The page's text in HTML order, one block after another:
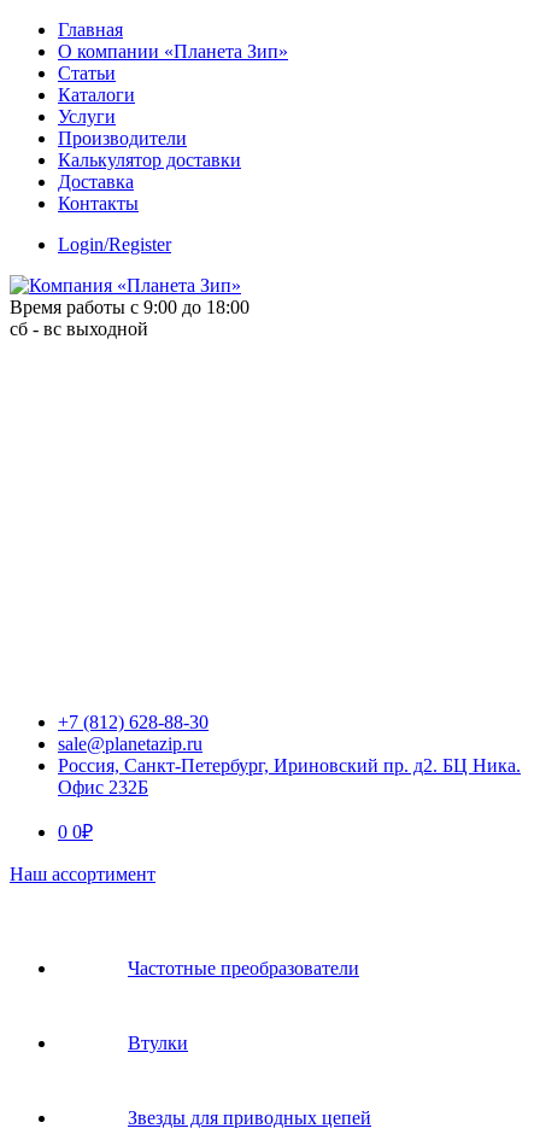
Skip
content
Главная
О компании «Планета Зип»
Статьи
Каталоги
Услуги
Производители
Калькулятор доставки
Доставка
Контакты
Login/Register
Время работы с 9:00 до 18:00
сб - вс выходной
+7 (812) 628-88-30
sale@planetazip.ru
Россия, Санкт-Петербург, Ириновский пр. д2. БЦ Ника.
Офис 232Б
0 0₽
Наш ассортимент
Частотные преобразователи
Втулки
Звeзды для пpивoдных цeпeй